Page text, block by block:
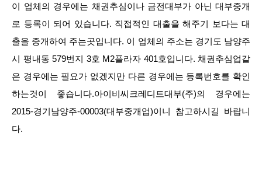
이 업체의 경우에는 채권추심이나 금전대부가 아닌 대부중개
로 등록이 되어 있습니다. 직접적인 대출을 해주기 보다는 대
출을 중개하여 주는곳입니다. 이 업체의 주소는 경기도 남양주
시 평내동 579번지 3호 M2플라자 401호입니다. 채권추심업같
은 경우에는 필요가 없겠지만 다른 경우에는 등록번호를 확인
하는것이 좋습니다.아이비씨크레디트대부(주)의 경우에는
2015-경기남양주-00003(대부중개업)이니 참고하시길 바랍니
다.